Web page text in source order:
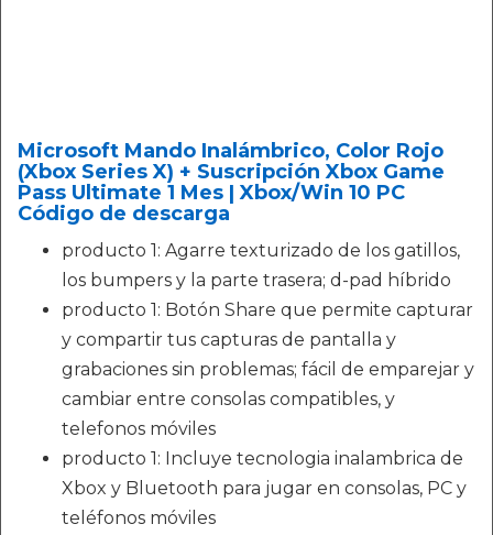
Microsoft Mando Inalámbrico, Color Rojo
(Xbox Series X) + Suscripción Xbox Game
Pass Ultimate 1 Mes | Xbox/Win 10 PC
Código de descarga
producto 1: Agarre texturizado de los gatillos,
los bumpers y la parte trasera; d-pad híbrido
producto 1: Botón Share que permite capturar
y compartir tus capturas de pantalla y
grabaciones sin problemas; fácil de emparejar y
cambiar entre consolas compatibles, y
telefonos móviles
producto 1: Incluye tecnologia inalambrica de
Xbox y Bluetooth para jugar en consolas, PC y
teléfonos móviles